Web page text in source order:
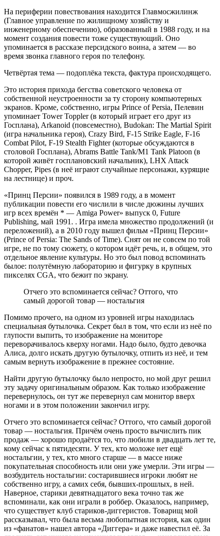
На периферии повествования находится Главмосжилинж
(Главное управление по жилищному хозяйству и
инженерному обеспечению), образованный в 1988 году, и на
момент создания повести тоже существующий. Оно
упоминается в рассказе персидского воина, а затем — во
время звонка главного героя по телефону.
Четвёртая тема — подоплёка текста, фактура происходящего.
Это история прихода бегства советского человека от
собственной неустроенности за ту сторону компьютерных
экранов. Кроме, собственно, игры Prince of Persia, Пелевин
упоминает Tower Toppler (в который играет его друг из
Госплана), Arkanoid (повсеместно), Budokan: The Martial Spirit
(игра начальника героя), Crazy Bird, F-15 Strike Eagle, F-16
Combat Pilot, F-19 Stealth Fighter (которые обсуждаются в
столовой Госплана), Abrams Battle Tank/M1 Tank Platoon (в
которой живёт госплановский начальник), LHX Attack
Chopper, Pipes (в неё играют случайные персонажи, курящие
на лестнице) и проч.
«Принц Персии» появился в 1989 году, а в момент
публикации повести его числили в числе дюжины лучших
игр всех времён * — Amiga Power» выпуск 0, Future
Publishing, май 1991. . Игра имела множество продолжений (и
переложений), а в 2010 году вышел фильм «Принц Персии»
(Prince of Persia: The Sands of Time). Снят он не совсем по той
игре, не по тому сюжету, о котором идёт речь, и, в общем, это
отдельное явление культуры. Но это был повод вспоминать
былое: полутёмную лабораторию и фигурку в крупных
пикселях CGA, что бежит по экрану.
Отчего это вспоминается сейчас? Оттого, что
самый дорогой товар — ностальгия
Помимо прочего, на одном из уровней игры находилась
специальная бутылочка. Секрет был в том, что если из неё по
глупости выпить, то изображение на мониторе
переворачивалось кверху ногами. Надо было, будто девочка
Алиса, долго искать другую бутылочку, отпить из неё, и тем
самым вернуть изображение в прежнее состояние.
Найти другую бутылочку было непросто, но мой друг решил
эту задачу оригинальным образом. Как только изображение
перевернулось, он тут же перевернул сам монитор вверх
ногами и в этом положении закончил игру.
Отчего это вспоминается сейчас? Оттого, что самый дорогой
товар — ностальгия. Причём очень просто вычислить пик
продаж — хорошо продаётся то, что любили в двадцать лет те,
кому сейчас к пятидесяти. У тех, кто моложе нет ещё
ностальгии, у тех, кто много старше — в массе ниже
покупательная способность или они уже умерли. Эти игры —
возбудитель ностальгии: состарившиеся игроки любят не
собственно игру, а самих себя, бывших-прошлых, в ней.
Наверное, старики девятнадцатого века точно так же
вспоминали, как они играли в роббер. Оказалось, например,
что существует клуб стариков-диггеристов. Товарищ мой
рассказывал, что была весьма любопытная история, как один
из «фанатов» нашел автора «Диггера» и даже навестил её. За